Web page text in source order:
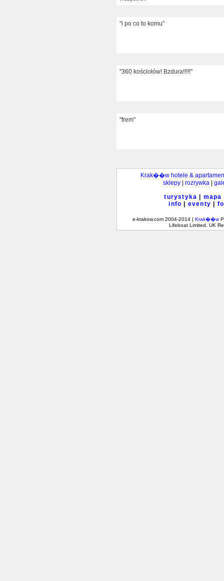
"i po co to komu"
"360 kościołów! Bzdura!!!!!"
"frem"
Krak��w hotele &
sklepy| rozrywka|
turystyka
mapa
info
eventy
e-krakow.com 2004-2014 | Krak��w
Lifeboat Limited. UK